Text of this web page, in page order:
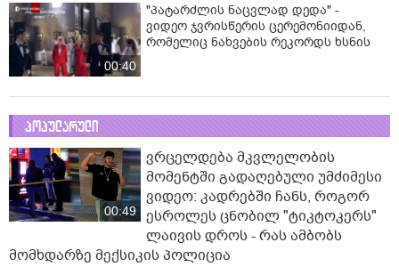
00:40
"პატარძლის ნაცვლად დედა" -
ვიდეო ჯვრისწერის ცერემონიიდან,
რომელიც ნახვების რეკორდს ხსნის
პოპულარული
00:49
ვრცელდება მკვლელობის
მომენტში გადაღებული უმძიმესი
ვიდეო: კადრებში ჩანს, როგორ
ესროლეს ცნობილ "ტიკტოკერს"
ლაივის დროს - რას ამბობს
მომხდარზე მექსიკის პოლიცია